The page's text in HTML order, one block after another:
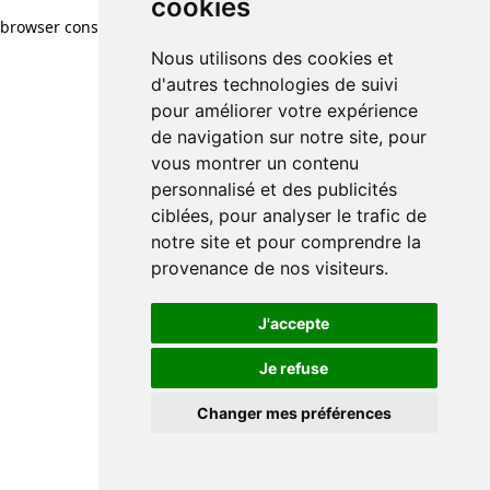
cookies
Nous utilisons des cookies et
d'autres technologies de suivi
pour améliorer votre expérience
de navigation sur notre site, pour
vous montrer un contenu
personnalisé et des publicités
ciblées, pour analyser le trafic de
notre site et pour comprendre la
provenance de nos visiteurs.
J'accepte
Je refuse
Changer mes préférences
browser console for more information)